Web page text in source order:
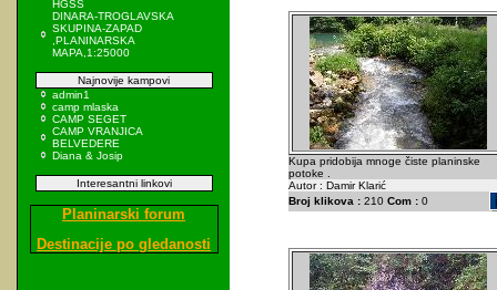
HGSS
DINARA-TROGLAVSKA
SKUPINA-ZAPAD
,PLANINARSKA
MAPA,1:25000
Najnovije kampovi
admin1
camp mlaska
CAMP SEGET
CAMP VRANJICA
BELVEDERE
Diana & Josip
Interesantni linkovi
Planinarski forum
Destinacije po gledanosti
Kupa pridobija mnoge čiste planinske
potoke .
Autor : Damir Klarić
Broj klikova :210 Com :0